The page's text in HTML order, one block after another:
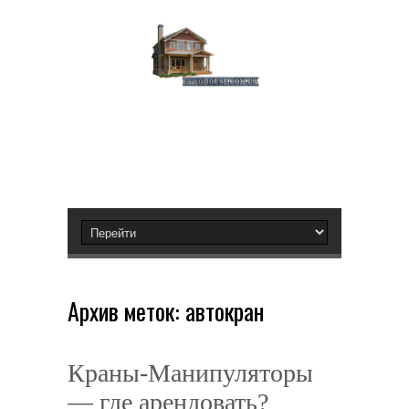
Архив меток: автокран
Краны-Манипуляторы
— где арендовать?